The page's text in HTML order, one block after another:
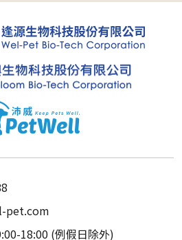
pet.com
18:00 (例假日除外)